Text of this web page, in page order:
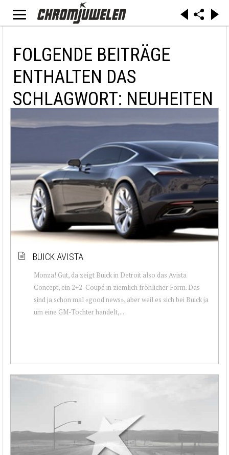
FOLGENDE BEITRÄGE
ENTHALTEN DAS
SCHLAGWORT: NEUHEITEN
BUICK AVISTA
Monza! Gut, da zeigt Buick in Detroit also das Avista
Concept, ein 2+2-Coupé in ziemlich fröhlicher Form. Das
sind ja schon mal «good news», aber weil es sich bei Buick ja
um eine GM-Tochter handelt,...